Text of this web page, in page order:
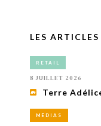
LES
RETAIL
8 JUILLET 2026
Terre
MÉDIAS